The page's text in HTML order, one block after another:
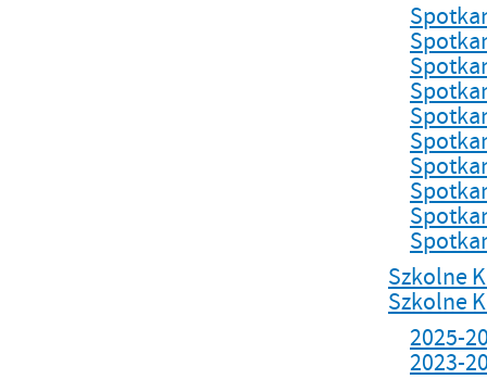
Szkolne
Szkolne
2025-
2023-